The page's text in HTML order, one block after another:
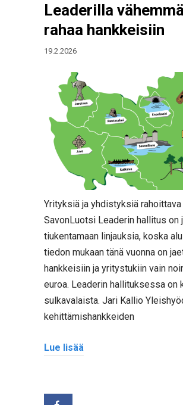
Leaderilla
rahaa hankkeisiin
19.2.2026
Yrityksiä ja yhdistyksiä rahoittava
SavonLuotsi Leaderin hallitus on
tiukentamaan linjauksia, koska
tiedon mukaan tänä vuonna on
hankkeisiin ja yritystukiin vain
euroa. Leaderin hallituksessa on
sulkavalaista. Jari Kallio
kehittämishankkeiden
Lue lisää